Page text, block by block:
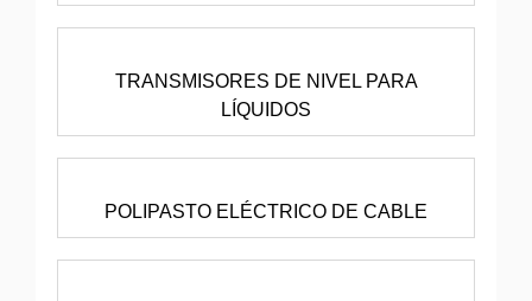
TRANSMISORES DE NIVEL PARA
LÍQUIDOS
POLIPASTO ELÉCTRICO DE CABLE